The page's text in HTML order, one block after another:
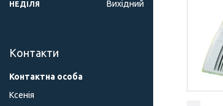
НЕДІЛЯ Вихідний
Контакти
Ксенія